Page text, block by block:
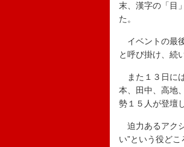
末、漢字の「目
た。
イベントの最
と呼び掛け、続
また１３日に
本、田中、高地
勢１５人が登壇
迫力あるアク
い”という役ど